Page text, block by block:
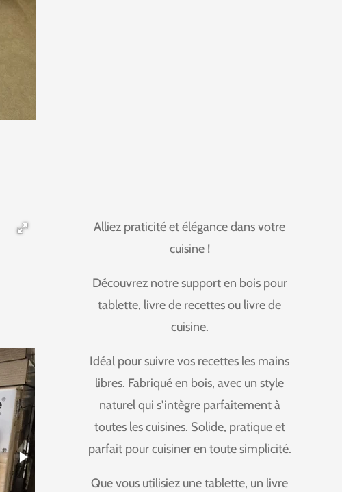
Alliez praticité et élégance dans votre
cuisine !
Découvrez notre support en bois pour
tablette, livre de recettes ou livre de
cuisine.
Idéal pour suivre vos recettes les mains
libres. Fabriqué en bois, avec un style
naturel qui s'intègre parfaitement à
toutes les cuisines. Solide, pratique et
parfait pour cuisiner en toute simplicité.
Que vous utilisiez une tablette, un livre